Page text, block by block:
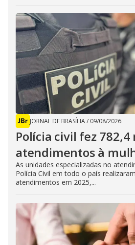
JORNAL DE BRASÍLIA/ 09/08/2026
Polícia civil fez 782,4
atendimentos à
As unidades especializadas no
Polícia Civil em todo o país
atendimentos em 2025,...